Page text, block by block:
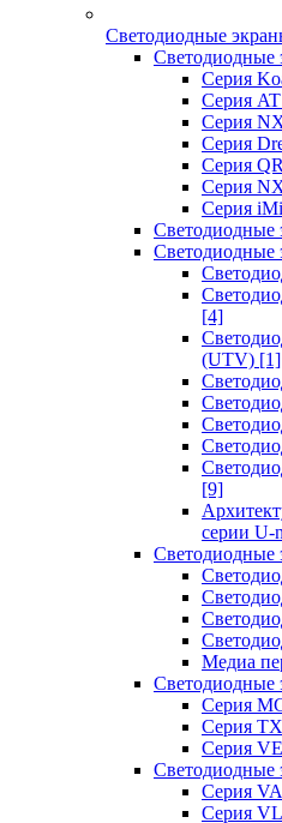
Светодиодные
Светодиодные
Cерия
Серия AT
Серия
Серия
Серия QR
Серия
Серия
Светодиодные
Светодиодные
[4]
(UTV) [1]
[9]
серии U-
Светодиодные
Медиа
Светодиодные
Серия
Серия
Серия
Светодиодные
Серия VA
Серия VL